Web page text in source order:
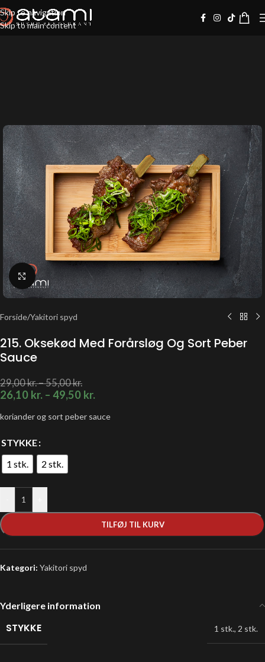
Skip to navigation
Skip to main content
10%
Klik for at forstørre
Forside/Yakitori spyd
215. Oksekød Med Forårsløg Og Sort Peber
Sauce
29,00kr.–55,00kr.
26,10 kr. – 49,50 kr.
koriander og sort peber sauce
STYKKE
1 stk.
2 stk.
TILFØJ TIL KURV
Kategori: Yakitori spyd
Yderligere information
STYKKE 1 stk., 2 stk.